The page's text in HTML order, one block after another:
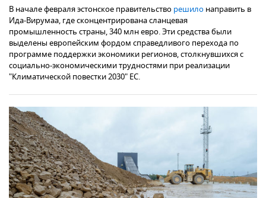
В начале февраля эстонское правительство решило направить в
Ида-Вирумаа, где сконцентрирована сланцевая
промышленность страны, 340 млн евро. Эти средства были
выделены европейским фордом справедливого перехода по
программе поддержки экономики регионов, столкнувшихся с
социально-экономическими трудностями при реализации
"Климатической повестки 2030" ЕС.